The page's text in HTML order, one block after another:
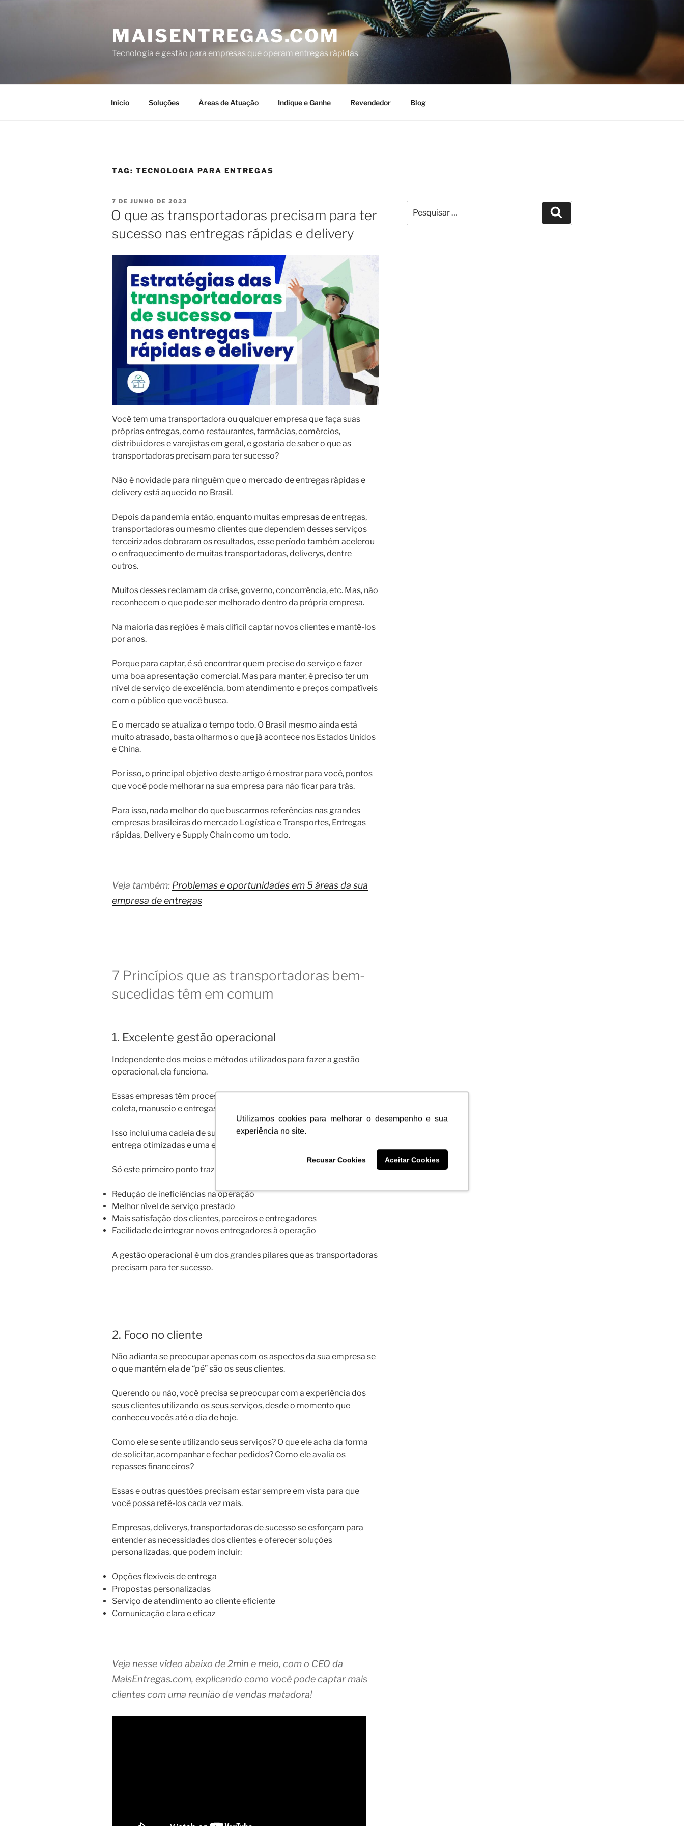
Utilizamos cookies para melhorar o desempenho e sua
experiência no site.
Recusar Cookies Aceitar Cookies
MAISENTREGAS.COM
Tecnologia e gestão para empresas que operam entregas rápidas
Inicio Soluções Áreas de Atuação Indique e Ganhe Revendedor Blog
TAG: TECNOLOGIA PARA ENTREGAS
7 DE JUNHO DE 2023
O que as transportadoras precisam para ter
sucesso nas entregas rápidas e delivery
Você tem uma transportadora ou qualquer empresa que faça suas
próprias entregas, como restaurantes, farmácias, comércios,
distribuidores e varejistas em geral, e gostaria de saber o que as
transportadoras precisam para ter sucesso?
Não é novidade para ninguém que o mercado de entregas rápidas e
delivery está aquecido no Brasil.
Depois da pandemia então, enquanto muitas empresas de entregas,
transportadoras ou mesmo clientes que dependem desses serviços
terceirizados dobraram os resultados, esse período também acelerou
o enfraquecimento de muitas transportadoras, deliverys, dentre
outros.
Muitos desses reclamam da crise, governo, concorrência, etc. Mas, não
reconhecem o que pode ser melhorado dentro da própria empresa.
Na maioria das regiões é mais difícil captar novos clientes e mantê-los
por anos.
Porque para captar, é só encontrar quem precise do serviço e fazer
uma boa apresentação comercial. Mas para manter, é preciso ter um
nível de serviço de excelência, bom atendimento e preços compatíveis
com o público que você busca.
E o mercado se atualiza o tempo todo. O Brasil mesmo ainda está
muito atrasado, basta olharmos o que já acontece nos Estados Unidos
e China.
Por isso, o principal objetivo deste artigo é mostrar para você, pontos
que você pode melhorar na sua empresa para não ficar para trás.
Para isso, nada melhor do que buscarmos referências nas grandes
empresas brasileiras do mercado Logística e Transportes, Entregas
rápidas, Delivery e Supply Chain como um todo.
Veja também: Problemas e oportunidades em 5 áreas da sua
empresa de entregas
7 Princípios que as transportadoras bem-
sucedidas têm em comum
1. Excelente gestão operacional
Independente dos meios e métodos utilizados para fazer a gestão
operacional, ela funciona.
Essas empresas têm processos bem estruturados para garantir uma
coleta, manuseio e entregas rápidas.
Isso inclui uma cadeia de suprimentos bem gerenciada, rotas de
entrega otimizadas e uma equipe bem treinada.
Só este primeiro ponto traz grandes benefícios para a empresa, como:
Redução de ineficiências na operação
Melhor nível de serviço prestado
Mais satisfação dos clientes, parceiros e entregadores
Facilidade de integrar novos entregadores à operação
A gestão operacional é um dos grandes pilares que as transportadoras
precisam para ter sucesso.
2. Foco no cliente
Não adianta se preocupar apenas com os aspectos da sua empresa se
o que mantém ela de “pé” são os seus clientes.
Querendo ou não, você precisa se preocupar com a experiência dos
seus clientes utilizando os seus serviços, desde o momento que
conheceu vocês até o dia de hoje.
Como ele se sente utilizando seus serviços? O que ele acha da forma
de solicitar, acompanhar e fechar pedidos? Como ele avalia os
repasses financeiros?
Essas e outras questões precisam estar sempre em vista para que
você possa retê-los cada vez mais.
Empresas, deliverys, transportadoras de sucesso se esforçam para
entender as necessidades dos clientes e oferecer soluções
personalizadas, que podem incluir:
Opções flexíveis de entrega
Propostas personalizadas
Serviço de atendimento ao cliente eficiente
Comunicação clara e eficaz
Veja nesse vídeo abaixo de 2min e meio, com o CEO da
MaisEntregas.com, explicando como você pode captar mais
clientes com uma reunião de vendas matadora!